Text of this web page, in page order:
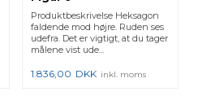
Produktbeskrivelse Heksagon
faldende mod højre. Ruden ses
udefra. Det er vigtigt, at du tager
målene vist ude...
1.836,00 DKK inkl. moms